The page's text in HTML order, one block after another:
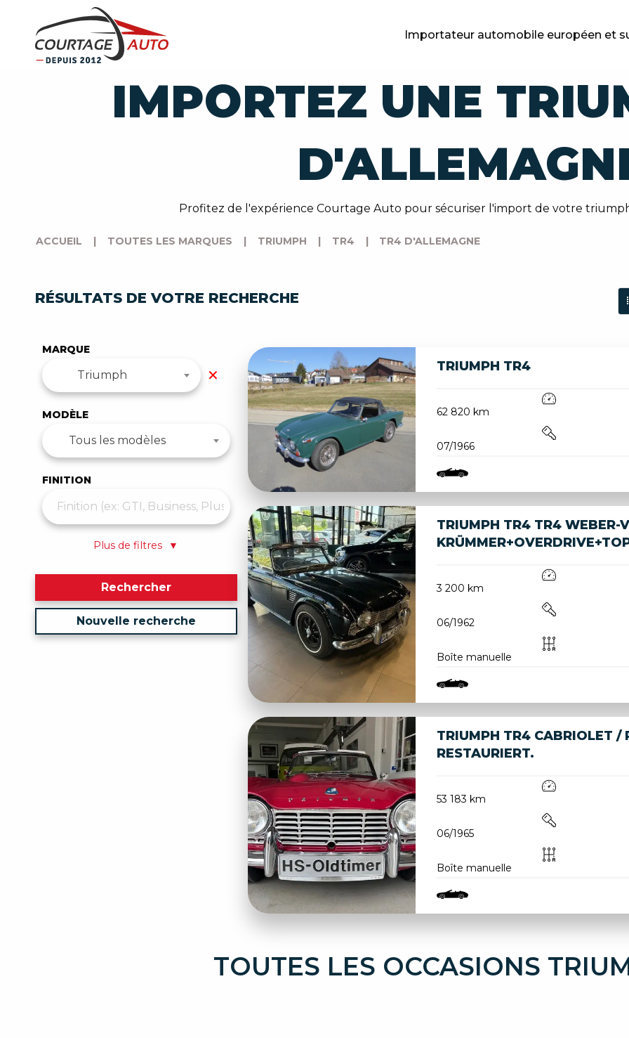
Importateur automobile européen et
IMPORTEZ UNE
Profitez de l'expérience Courtage Auto pour sécuriser l'import de votre
ACCUEIL | TOUTES LES MARQUES | TRIUMPH | TR4 | TR4 D'ALLEMAGNE
RÉSULTATS DE VOTRE RECHERCHE
MARQUE
Triumph ✕
MODÈLE
Tous les modèles
FINITION
Plus de filtres ▼
Rechercher
Nouvelle recherche
TRIUMPH TR4
62 820 km
07/1966
TRIUMPH TR4 TR4 WEBER-
3 200 km
06/1962
Boîte manuelle
TRIUMPH TR4 CABRIOLET /
RESTAURIERT.
53 183 km
06/1965
Boîte manuelle
TOUTES LES OCCASIONS